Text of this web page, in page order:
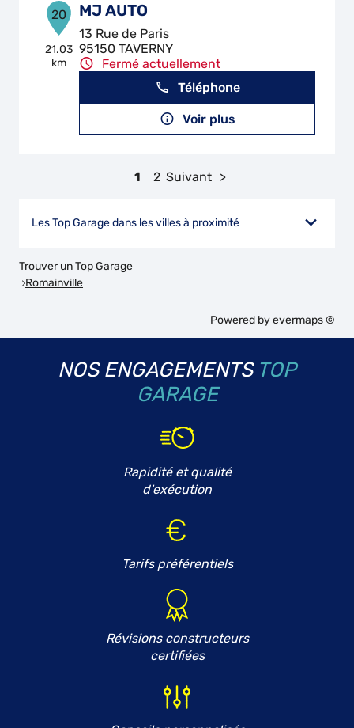
20
21.03
km
MJ AUTO
13 Rue de Paris
95150 TAVERNY
Fermé actuellement
Téléphone
Voir plus
1 2 Suivant
Les Top Garage dans les villes à proximité
Trouver un Top Garage
Romainville
Powered byevermaps ©
NOS ENGAGEMENTS TOP
GARAGE
Rapidité et qualité
d'exécution
Tarifs préférentiels
Révisions constructeurs
certifiées